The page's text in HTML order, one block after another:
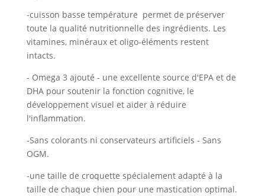
-cuisson basse température permet de préserver
toute la qualité nutritionnelle des ingrédients. Les
vitamines, minéraux et oligo-éléments restent
intacts.
- Omega 3 ajouté - une excellente source d'EPA et de
DHA pour soutenir la fonction cognitive, le
développement visuel et aider à réduire
l'inflammation.
-Sans colorants ni conservateurs artificiels - Sans
OGM.
-une taille de croquette spécialement adapté à la
taille de chaque chien pour une mastication optimal.